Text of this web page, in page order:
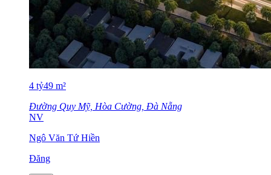
4 tỷ49 m²
Đường Quy Mỹ, Hòa Cường, Đà Nẵng
NV
Ngô Văn Tứ Hiền
Đăng